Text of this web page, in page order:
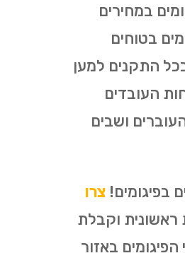
במחירים
בטוחים
התקנים למען
העובדים
ושבים
בפיגומים! צרו
ראשונית וקבלת
באזור